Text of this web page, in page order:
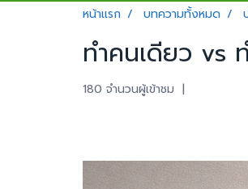
หน้าแรก บทความทั้งหมด
ทำคนเดียว vs
180 จำนวนผู้เข้าชม |